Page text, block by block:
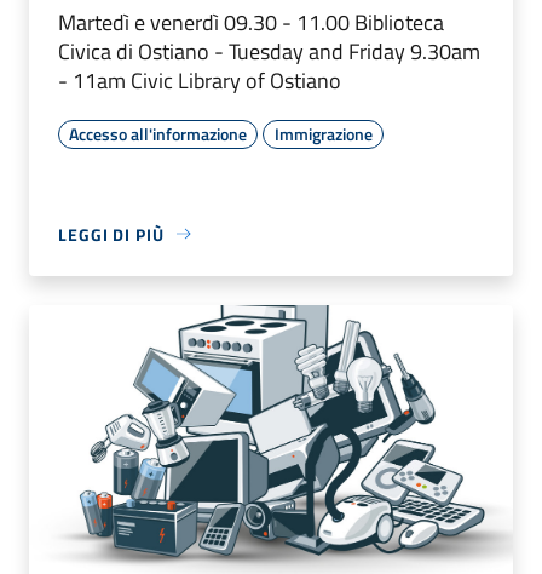
Martedì e venerdì 09.30 - 11.00 Biblioteca
Civica di Ostiano - Tuesday and Friday 9.30am
- 11am Civic Library of Ostiano
Accesso all'informazione Immigrazione
LEGGI DI PIÙ